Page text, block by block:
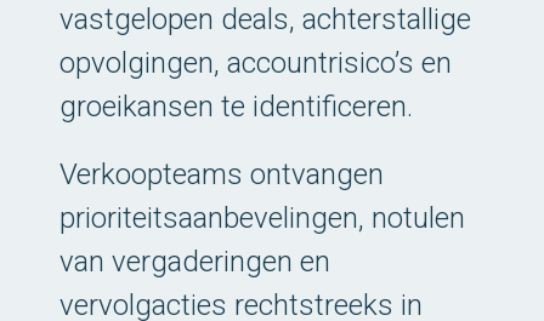
vastgelopen deals, achterstallige
opvolgingen, accountrisico’s en
groeikansen te identificeren.
Verkoopteams ontvangen
prioriteitsaanbevelingen, notulen
van vergaderingen en
vervolgacties rechtstreeks in